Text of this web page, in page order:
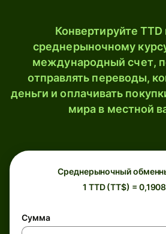
Конвертируйте TTD
среднерыночному
международный счет,
отправлять переводы,
деньги и оплачивать
мира в местной
Среднерыночный
1 TTD (TT$) =
Сумма